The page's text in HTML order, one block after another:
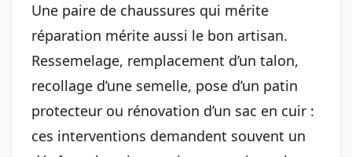
Une paire de chaussures qui mérite
réparation mérite aussi le bon artisan.
Ressemelage, remplacement d’un talon,
recollage d’une semelle, pose d’un patin
protecteur ou rénovation d’un sac en cuir :
ces interventions demandent souvent un